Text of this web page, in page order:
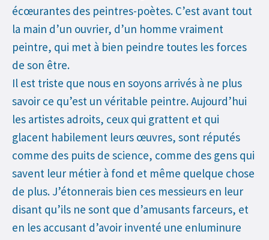
écœurantes des peintres-poètes. C’est avant tout
la main d’un ouvrier, d’un homme vraiment
peintre, qui met à bien peindre toutes les forces
de son être.
Il est triste que nous en soyons arrivés à ne plus
savoir ce qu’est un véritable peintre. Aujourd’hui
les artistes adroits, ceux qui grattent et qui
glacent habilement leurs œuvres, sont réputés
comme des puits de science, comme des gens qui
savent leur métier à fond et même quelque chose
de plus. J’étonnerais bien ces messieurs en leur
disant qu’ils ne sont que d’amusants farceurs, et
en les accusant d’avoir inventé une enluminure